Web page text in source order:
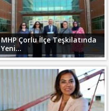
MHP Çorlu İlçe Teşkilatında
Yeni...